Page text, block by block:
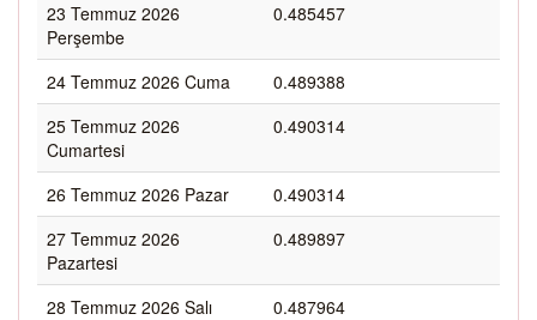
23 Temmuz 2026
Perşembe
0.485457
24 Temmuz 2026 Cuma
0.489388
25 Temmuz 2026
Cumartesi
0.490314
26 Temmuz 2026 Pazar
0.490314
27 Temmuz 2026
Pazartesi
0.489897
28 Temmuz 2026 Salı
0.487964